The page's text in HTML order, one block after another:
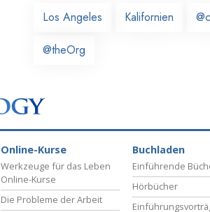
Los Angeles
Kalifornien
@theOrg
Online-Kurse
Werkzeuge für das Leben
Online-Kurse
Die Probleme der Arbeit
Buchladen
Einführende
Hörbücher